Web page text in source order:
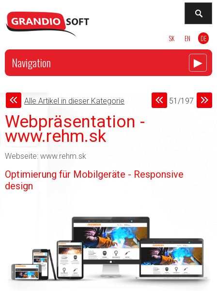
SK EN DE
Navigation ►
Alle Artikel in dieser Kategorie 51/197
Webpräsentation -
www.rehm.sk
Webseite: www.rehm.sk
Optimierung für Mobilgeräte - Responsive
design